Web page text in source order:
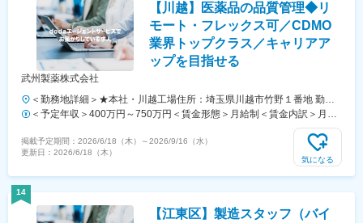
【川越】医薬品の品質管理◆リ
モート・フレックス可／CDMO
業界トップクラス／キャリアア
ップを目指せる
武州製薬株式会社
＜勤務地詳細＞★本社・川越工場住所：埼玉県川越市竹野１番地 勤務
地最寄駅：東武東上線／若葉駅受動喫煙対策：屋内全面禁煙変更の範
＜予定年収＞400万円～750万円＜賃金形態＞月給制＜賃金内訳＞月額
（基本給）：250,000円～400,000円＜月給＞250,000円～400,000円＜
昇給有無＞有＜残業手当＞有＜給与補足＞給与詳細は現職（前職）での
年収・経験に応じて決定します。■昇給：有■賞与：年2回（7月、12
掲載予定期間： 2026/6/18（木） ～2026/9/16（水）
更新日： 2026/6/18（木）
気になる
14
【江東区】製造スタッフ（バイ